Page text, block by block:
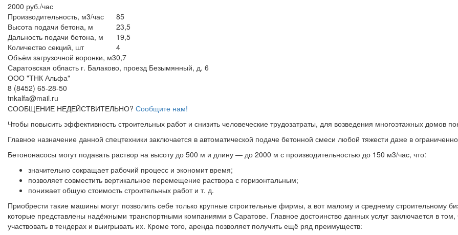
2000 руб./час
Производительность, м3/час
85
Высота подачи бетона, м
23,5
Дальность подачи бетона, м
19,5
Количество секций, шт
4
Объём загрузочной воронки, м30,7
Саратовская область г. Балаково, проезд Безымянный, д. 6
ООО "ТНК Альфа"
8 (8452) 65-28-50
tnkalfa@mail.ru
СООБЩЕНИЕ НЕДЕЙСТВИТЕЛЬНО? Сообщите нам!
Чтобы повысить эффективность строительных работ и снизить человеческие трудозатраты, для возведения многоэтажных домов
Главное назначение данной спецтехники заключается в автоматической подаче бетонной смеси любой тяжести даже в
Бетононасосы могут подавать раствор на высоту до 500 м и длину — до 2000 м с производительностью до 150 м3/час, что:
значительно сокращает рабочий процесс и экономит время;
позволяет совместить вертикальное перемещение раствора с горизонтальным;
понижает общую стоимость строительных работ и т. д.
Приобрести такие машины могут позволить себе только крупные строительные фирмы, а вот малому и среднему строительному
которые представлены надёжными транспортными компаниями в Саратове. Главное достоинство данных услуг заключается в
участвовать в тендерах и выигрывать их. Кроме того, аренда позволяет получить ещё ряд преимуществ: